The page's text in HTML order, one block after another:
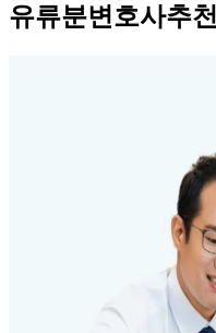
유류분변호사추천